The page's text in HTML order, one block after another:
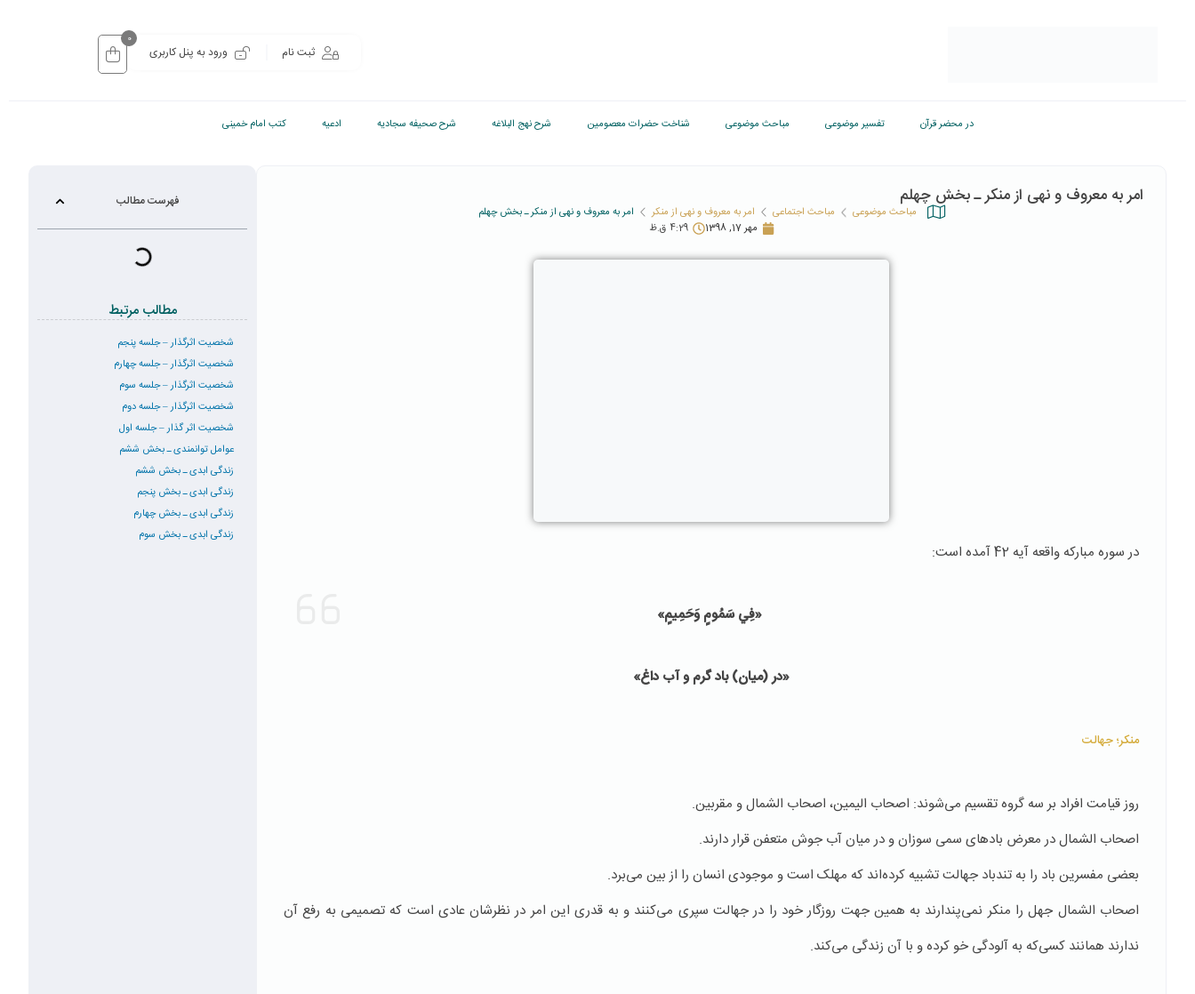
ثبت نام ورود به پنل کاربری
0
در محضر قرآن تفسیر موضوعی مباحث موضوعی شناخت حضرات معصومین شرح نهج البلاغه شرح صحیفه سجادیه ادعیه کتب امام خمینی
امر به معروف و نهی از منکر ـ بخش چهلم
مباحث موضوعی مباحث اجتماعی امر به معروف و نهی از منکر
امر به معروف و نهی از منکر ـ بخش چهلم
مهر 17, 1398
4:29 ق.ظ
در سوره مبارکه واقعه آیه 42 آمده است:
«فِي سَمُومٍ وَحَمِيمٍ»
«در (ميان) باد گرم و آب داغ»
منکر؛ جهالت
روز قیامت افراد بر سه گروه تقسیم می‌شوند: اصحاب الیمین، اصحاب الشمال و مقربین.
اصحاب الشمال در معرض بادهای سمی سوزان و در میان آب جوش متعفن قرار دارند.
بعضی مفسرین باد را به تندباد جهالت تشبیه کرده‌اند که مهلک است و موجودی انسان را از بین می‌برد.
اصحاب الشمال جهل را منکر نمی‌پندارند به همین جهت روزگار خود را در جهالت سپری می‌کنند و به قدری این امر در نظرشان عادی است که تصمیمی به رفع آن
ندارند همانند کسی‌که به آلودگی خو کرده و با آن زندگی می‌کند.
فهرست مطالب
مطالب مرتبط
شخصیت اثرگذار – جلسه پنجم
شخصیت اثرگذار – جلسه چهارم
شخصیت اثرگذار – جلسه سوم
شخصیت اثرگذار – جلسه دوم
شخصیت اثر گذار – جلسه اول
عوامل توانمندی ـ بخش ششم
زندگی ابدی ـ بخش ششم
زندگی ابدی ـ بخش پنجم
زندگی ابدی ـ بخش چهارم
زندگی ابدی ـ بخش سوم